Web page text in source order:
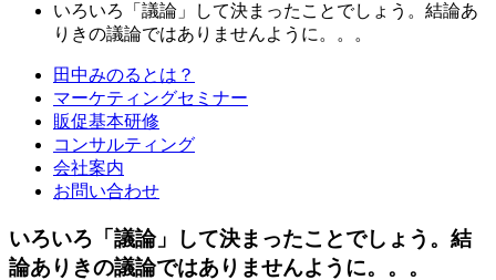
いろいろ「議論」して決まったことでしょう。結論あ
りきの議論ではありませんように。。。
田中みのるとは？
マーケティングセミナー
販促基本研修
コンサルティング
会社案内
お問い合わせ
いろいろ「議論」して決まったことでしょう。結
論ありきの議論ではありませんように。。。